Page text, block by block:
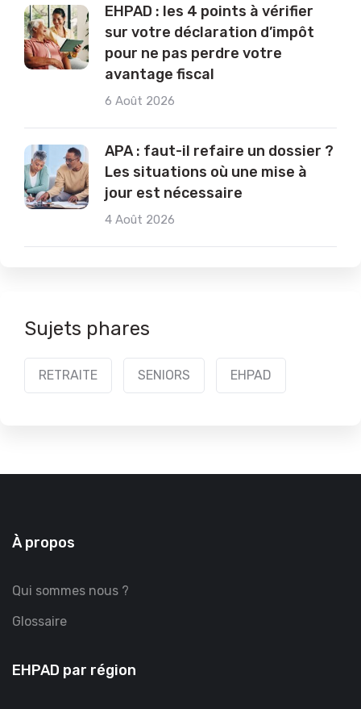
EHPAD : les 4 points à vérifier
sur votre déclaration d’impôt
pour ne pas perdre votre
avantage fiscal
6 Août 2026
APA : faut-il refaire un dossier ?
Les situations où une mise à
jour est nécessaire
4 Août 2026
Sujets phares
RETRAITE SENIORS EHPAD
À propos
Qui sommes nous ?
Glossaire
EHPAD par région